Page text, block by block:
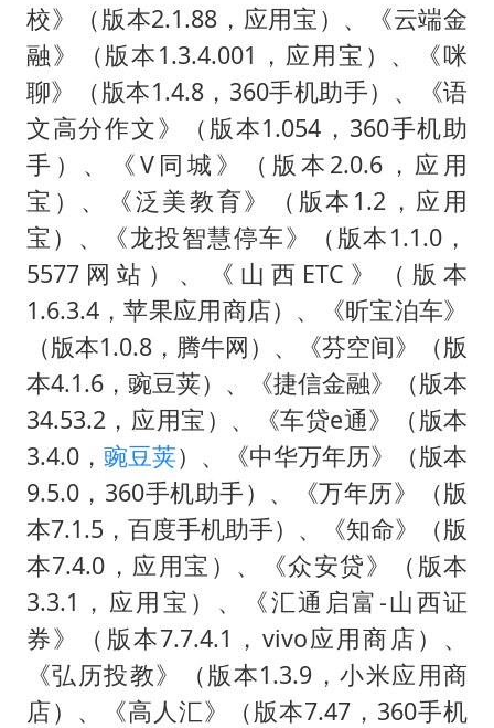
校》（版本2.1.88，应用宝）、《云端金
融》（版本1.3.4.001，应用宝）、《咪
聊》（版本1.4.8，360手机助手）、《语
文高分作文》（版本1.054，360手机助
手）、《V同城》（版本2.0.6，应用
宝）、《泛美教育》（版本1.2，应用
宝）、《龙投智慧停车》（版本1.1.0，
5577网站）、《山西ETC》（版本
1.6.3.4，苹果应用商店）、《昕宝泊车》
（版本1.0.8，腾牛网）、《芬空间》（版
本4.1.6，豌豆荚）、《捷信金融》（版本
34.53.2，应用宝）、《车贷e通》（版本
3.4.0， 豌豆荚）、《中华万年历》（版本
9.5.0，360手机助手）、《万年历》（版
本7.1.5，百度手机助手）、《知命》（版
本7.4.0，应用宝）、《众安贷》（版本
3.3.1，应用宝）、《汇通启富-山西证
券》（版本7.7.4.1，vivo应用商店）、
《弘历投教》（版本1.3.9，小米应用商
店）、《高人汇》（版本7.47，360手机